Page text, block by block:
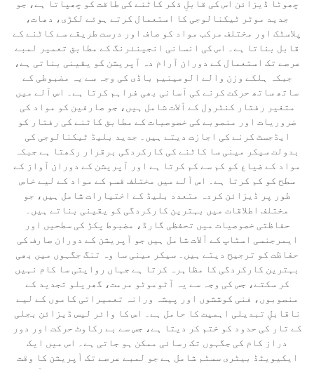
چھوٹا ڈیزائن اس کی قابلِ ذکر کاٹنے کی طاقت کو چھپاتا ہے، جو
جدید موٹر ٹیکنالوجی کا استعمال کرتے ہوئے لکڑی، دھات،
پلاسٹک اور مختلف مرکب مواد کو صاف اور درست طریقے سے کاٹنے کے
قابل بناتا ہے۔ اس کی انسانی انجینئرنگ کے مطابق تعمیر لمبے
عرصے تک استعمال کے دوران آرام دہ آپریشن کو یقینی بناتی ہے،
جبکہ ہلکے وزن والے الومینیم باڈی کی وجہ سے یہ مضبوطی کے
ساتھ ساتھ حرکت کرنے کی آسانی بھی فراہم کرتا ہے۔ اس آلے میں
متغیر رفتار کنٹرول کے آلات شامل ہیں، جو صارفین کو مواد کی
ضروریات اور منصوبے کی خصوصیات کے مطابق کاٹنے کی رفتار کو
ایڈجسٹ کرنے کی اجازت دیتے ہیں۔ جدید بلیڈ ٹیکنالوجی کی
بدولت سیکر مینی سا کاٹنے کی کارکردگی برقرار رکھتا ہے جبکہ
مواد کے ضیاع کو کم سے کم کرتا ہے اور آپریشن کے دوران آواز کے
سطح کو کم کرتا ہے۔ اس آلے میں مختلف قسم کے مواد کے لیے خاص
طور پر ڈیزائن کردہ متعدد بلیڈ کے اختیارات شامل ہیں، جو
مختلف اطلاقات میں بہترین کارکردگی کو یقینی بناتے ہیں۔
حفاظتی خصوصیات میں تحفظی گارڈ، مضبوط پکڑ کی سطحیں اور
ایمرجنسی اسٹاپ کے آلات شامل ہیں جو آپریشن کے دوران صارف کی
حفاظت کو ترجیح دیتے ہیں۔ سیکر مینی سا وہ تنگ جگہوں میں بھی
بہترین کارکردگی کا مظاہرہ کرتا ہے جہاں روایتی سا کام نہیں
کر سکتے، جس کی وجہ سے یہ آٹوموٹو مرمت، گھریلو تجدید کے
منصوبوں، فنی کوششوں اور پیشہ ورانہ تعمیراتی کاموں کے لیے
ناقابلِ تبدیلی اہمیت کا حامل ہے۔ اس کا وائر لیس ڈیزائن بجلی
کے تار کی حدود کو ختم کر دیتا ہے، جس سے بے رکاوٹ حرکت اور دور
دراز کام کی جگہوں تک رسائی ممکن ہو جاتی ہے۔ اس میں ایک
ایکیویٹڈ بیٹری سسٹم شامل ہے جو لمبے عرصے تک آپریشن کا وقت